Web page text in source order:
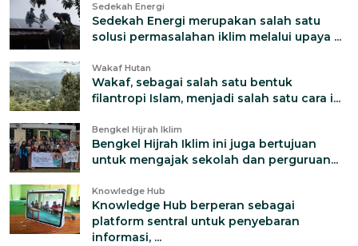
Sedekah Energi
Sedekah Energi merupakan salah satu
solusi permasalahan iklim melalui upaya ...
Wakaf Hutan
Wakaf, sebagai salah satu bentuk
filantropi Islam, menjadi salah satu cara i...
Bengkel Hijrah Iklim
Bengkel Hijrah Iklim ini juga bertujuan
untuk mengajak sekolah dan perguruan...
Knowledge Hub
Knowledge Hub berperan sebagai
platform sentral untuk penyebaran
informasi, ...